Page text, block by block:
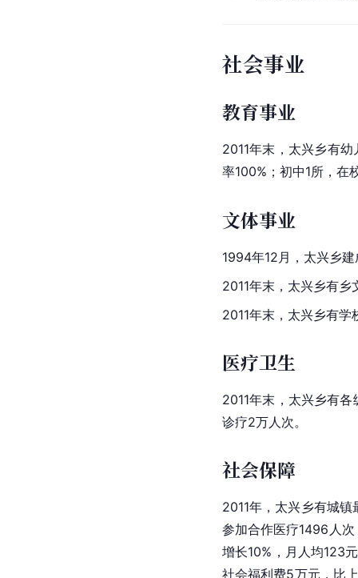
社会事业
教育事业
2011年末，太兴乡有
率100%；初中1所，在
文体事业
1994年12月，太兴乡建
2011年末，太兴乡有
2011年末，太兴乡有
医疗卫生
2011年末，太兴乡有
诊疗2万人次。
社会保障
2011年，太兴乡有城
参加合作医疗1496人
增长10%，月人均123
社会福利费5万元，比